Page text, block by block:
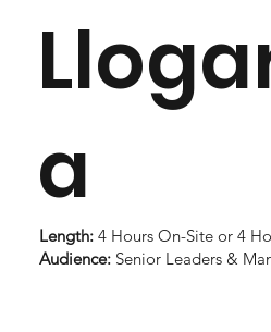
Length:4 Hours On-Site or 4
Audience:Senior Leaders &
a